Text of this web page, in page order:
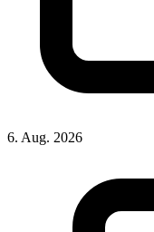
6. Aug. 2026